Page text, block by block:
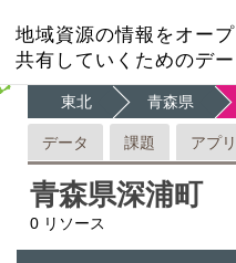
地域資源の情報をオー
共有していくためのデ
東北 青森県
データ 課題 アプリ
青森県深浦町
0 リソース